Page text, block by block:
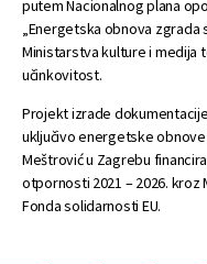
putem Nacionalnog plana
„Energetska obnova
Ministarstva kulture i medija
učinkovitost.
Projekt izrade
uključivo energetske
Meštrović u Zagrebu
otpornosti 2021 – 2026.
Fonda solidarnosti EU.